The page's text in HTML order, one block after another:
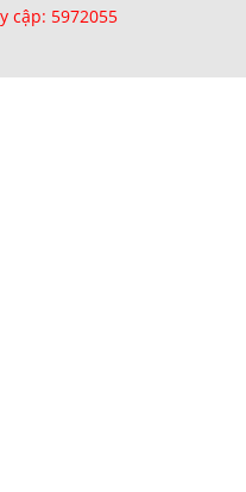
cập: 5972055